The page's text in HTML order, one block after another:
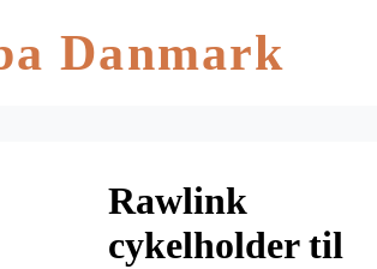
Danmark
Rawlink
cykelholder til